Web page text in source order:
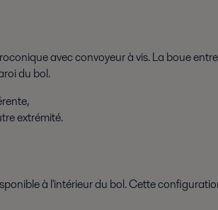
avec convoyeur à vis. La boue
du bol.
extrémité.
à l'intérieur du bol. Cette